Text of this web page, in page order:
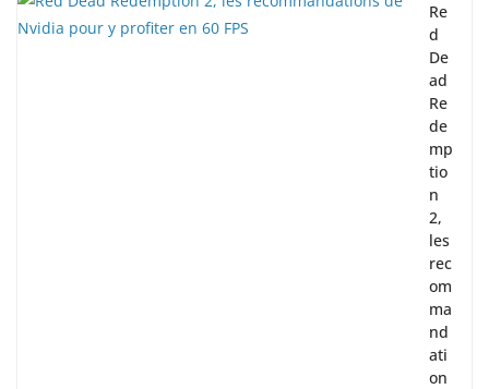
Re
d
De
ad
Re
de
mp
tio
n
2,
les
rec
om
ma
nd
ati
on